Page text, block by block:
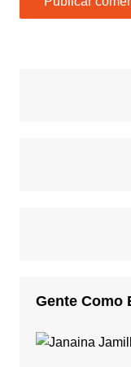
Gente Como